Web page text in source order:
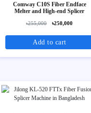
Comway C10S Fiber Endface
Melter and High-end Splicer
৳255,000 ৳250,000
Add to cart